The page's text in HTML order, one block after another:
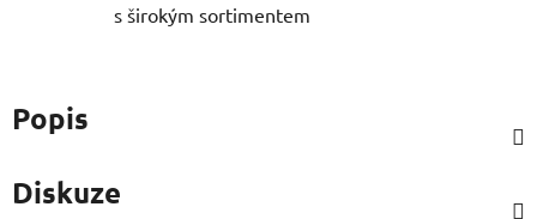
s širokým sortimentem
Popis
Diskuze